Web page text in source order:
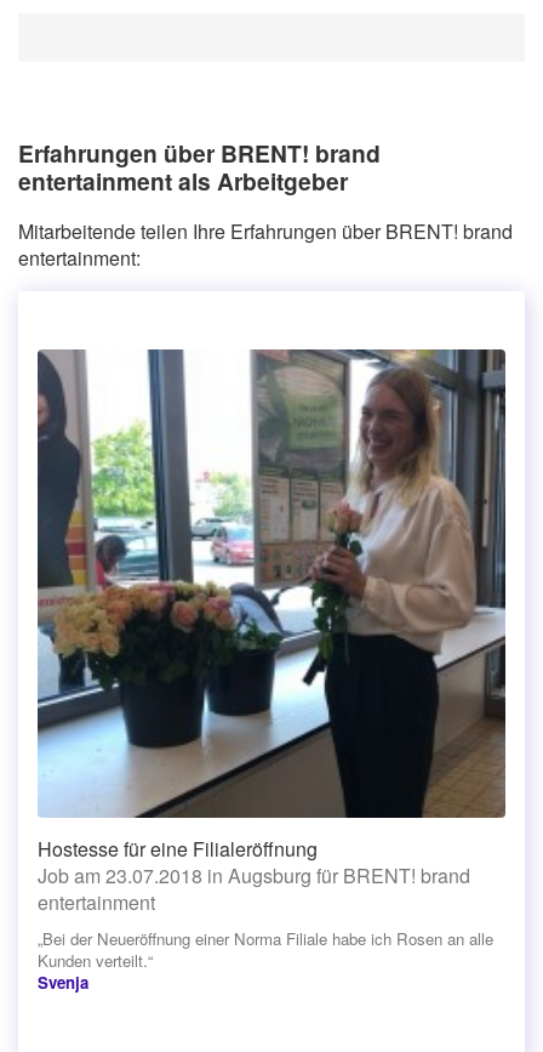
Erfahrungen über BRENT! brand
entertainment als Arbeitgeber
Mitarbeitende teilen Ihre Erfahrungen über BRENT! brand
entertainment:
Hostesse für eine Filialeröffnung
Job am 23.07.2018 in Augsburg für BRENT! brand
entertainment
„Bei der Neueröffnung einer Norma Filiale habe ich Rosen an alle
Kunden verteilt.“
Svenja